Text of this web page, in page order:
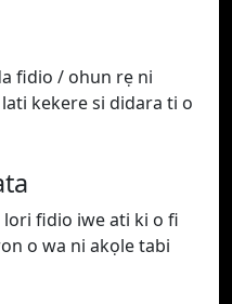
fidio / ohun rẹ ni
kekere si didara ti o
fidio iwe ati ki o fi
o wa ni akọle tabi